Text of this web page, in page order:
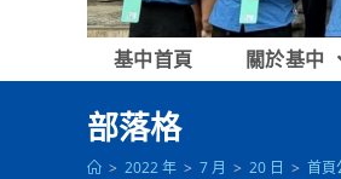
基中首頁 關於基中
部落格
> 2022 年 > 7 月 > 20 日 > 首頁